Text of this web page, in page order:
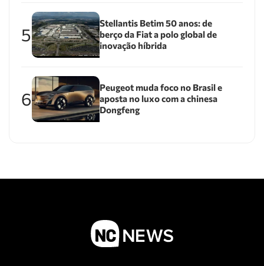
5
Stellantis Betim 50 anos: de
berço da Fiat a polo global de
inovação híbrida
6
Peugeot muda foco no Brasil e
aposta no luxo com a chinesa
Dongfeng